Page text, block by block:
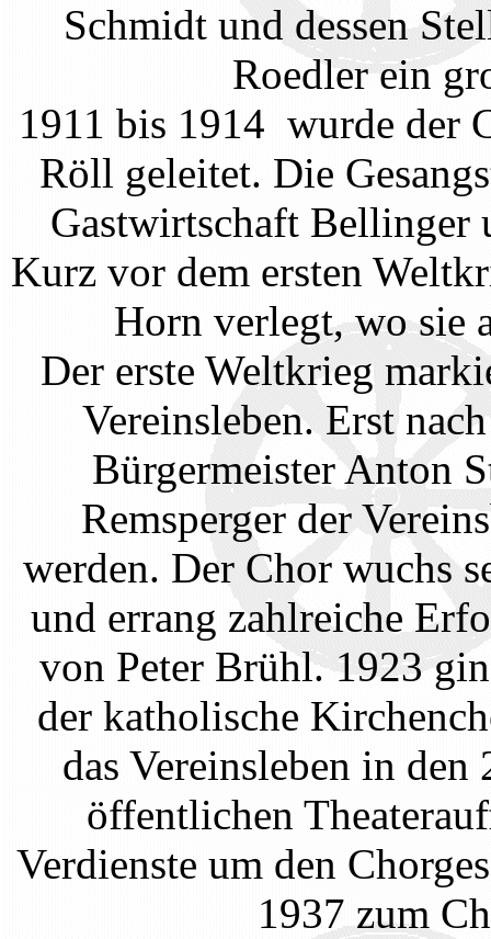
Schmidt und dessen
Roedler ein
1911 bis 1914 wurde der
Röll geleitet. Die
Gastwirtschaft Bellinger
Kurz vor dem ersten
Horn verlegt, wo sie
Der erste Weltkrieg
Vereinsleben. Erst
Bürgermeister Anton
Remsperger der
werden. Der Chor wuchs
und errang zahlreiche
von Peter Brühl. 1923
der katholische
das Vereinsleben in den
öffentlichen
Verdienste um den
1937 zum